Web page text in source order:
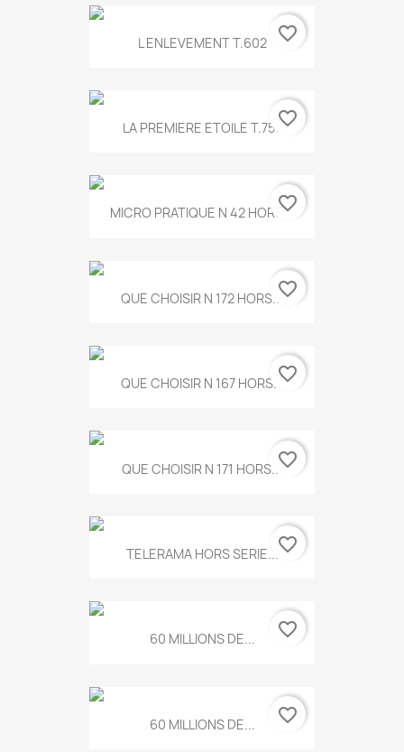
L ENLEVEMENT T.602 favorite_border
LA PREMIERE ETOILE T.755favorite_border
MICRO PRATIQUE N 42 HORS...
favorite_border
QUE CHOISIR N 172 HORS...favorite_border
QUE CHOISIR N 167 HORS...favorite_border
QUE CHOISIR N 171 HORS...favorite_border
TELERAMA HORS SERIE...favorite_border
60 MILLIONS DE... favorite_border
60 MILLIONS DE... favorite_border